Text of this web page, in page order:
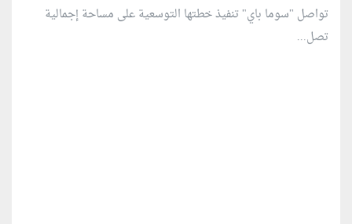
تواصل "سوما باي" تنفيذ خطتها التوسعية على مساحة إجمالية
تصل...